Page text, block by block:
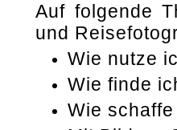
Auf folgende
und
Wie nutze
Wie finde
Wie